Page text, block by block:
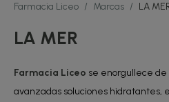
Farmacia Liceo / Marcas / LA
LA MER
Farmacia Liceo se enorgullece
avanzadas soluciones hidratantes,